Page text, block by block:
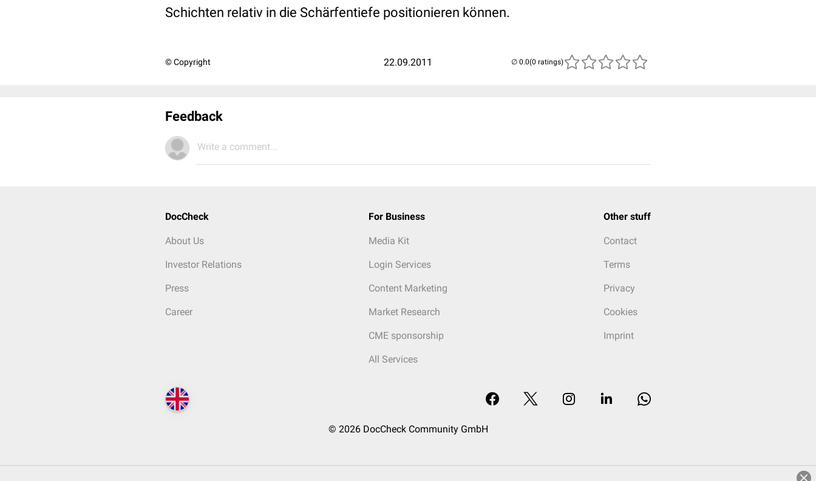
Schichten relativ in die Schärfentiefe positionieren können.
© Copyright 22.09.2011 (0 ratings)
Feedback
Write a comment...
DocCheck
About Us
Investor Relations
Press
Career
For Business
Media Kit
Login Services
Content Marketing
Market Research
CME sponsorship
All Services
Other stuff
Contact
Terms
Privacy
Cookies
Imprint
© 2026 DocCheck Community GmbH